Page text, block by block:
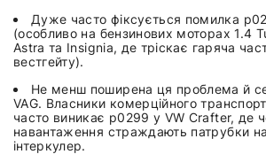
Дуже часто фіксується помилка
(особливо на бензинових моторах 1.4
Astra та Insignia, де тріскає гаряча
вестгейту).
Не менш поширена ця проблема й
VAG. Власники комерційного
часто виникає p0299 у VW Crafter, де
навантаження страждають патрубки
інтеркулер.